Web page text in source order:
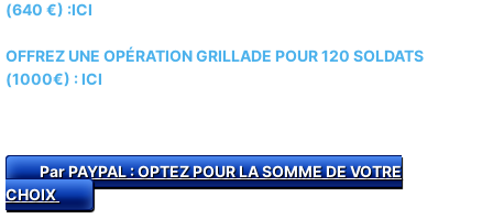
(640 €) :ICI
OFFREZ UNE OPÉRATION GRILLADE POUR 120 SOLDATS
(1000€) : ICI
Par PAYPAL : OPTEZ POUR LA SOMME DE VOTRE
CHOIX